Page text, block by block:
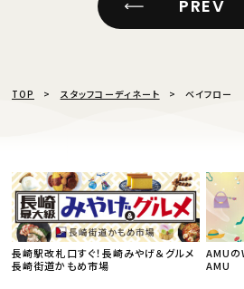
PREV
TOP スタッフコーディネート ベイフロー
長崎駅改札口すぐ！長崎みやげ＆グルメ
長崎街道かもめ市場
AMUの
AMU